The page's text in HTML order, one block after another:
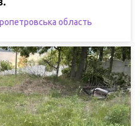
область